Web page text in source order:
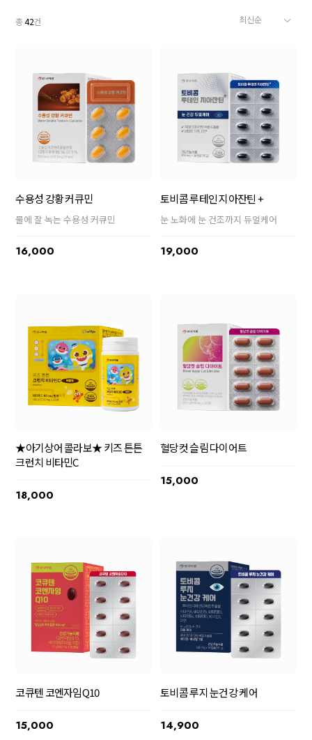
총42건
수용성 강황 커큐민
물에 잘 녹는 수용성 커큐민
16,000
토비콤 루테인 지아잔틴 +
눈 노화에 눈 건조까지 듀얼케어
19,000
★아기상어 콜라보★ 키즈 튼튼
크런치 비타민C
18,000
혈당컷 슬림 다이어트
15,000
코큐텐 코엔자임Q10
15,000
토비콤 루지 눈건강 케어
14,900